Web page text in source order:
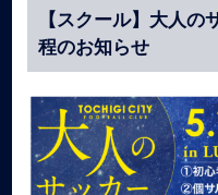
【スクール】大人の
程のお知らせ